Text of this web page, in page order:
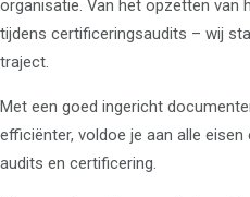
organisatie. Van het opzetten van
tijdens certificeringsaudits – wij
traject.
Met een goed ingericht
efficiënter, voldoe je aan alle
audits en certificering.